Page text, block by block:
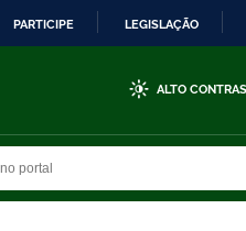
PARTICIPE LEGISLAÇÃO
ALTO